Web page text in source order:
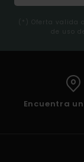
(*) Oferta valida
de uso
Encuentra